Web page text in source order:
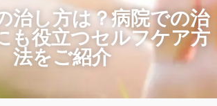
掲示板 検索
治し方は？病院での治
も役立つセルフケア方
法をご紹介